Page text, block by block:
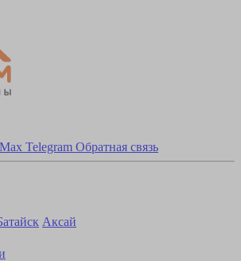
Max Telegram Обратная связь
Аксай